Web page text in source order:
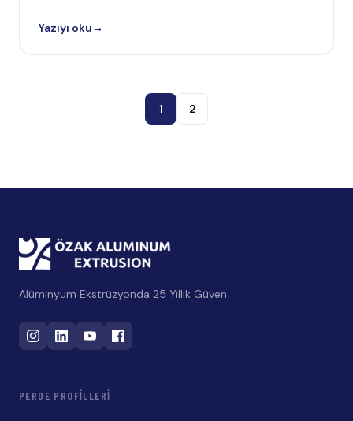
Yazıyı oku→
1 2
Alüminyum Ekstrüzyonda 25 Yıllık Güven
PERDE PROFILLERI